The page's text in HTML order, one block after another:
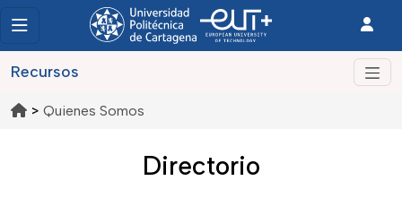
> Quienes Somos
Recursos
Directorio